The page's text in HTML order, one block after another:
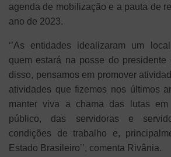
agenda de mobilização e a pauta de
ano de 2023.
‘’As entidades idealizaram um
quem estará na posse do presidente
disso, pensamos em promover
atividades que fizemos nos últimos
manter viva a chama das lutas
público, das servidoras e
condições de trabalho e,
Estado Brasileiro’’, comenta Rivânia.